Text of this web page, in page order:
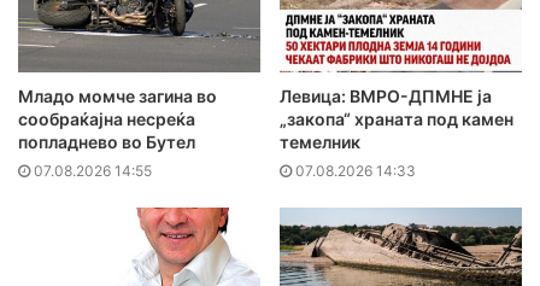
Младо момче загина во
сообраќајна несреќа
попладнево во Бутел
07.08.2026 14:55
Левица: ВМРО-ДПМНЕ ја
„закопа“ храната под камен
темелник
07.08.2026 14:33